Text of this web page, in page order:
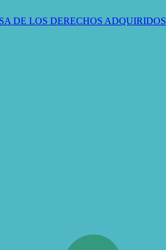
DE LOS DERECHOS ADQUIRIDOS